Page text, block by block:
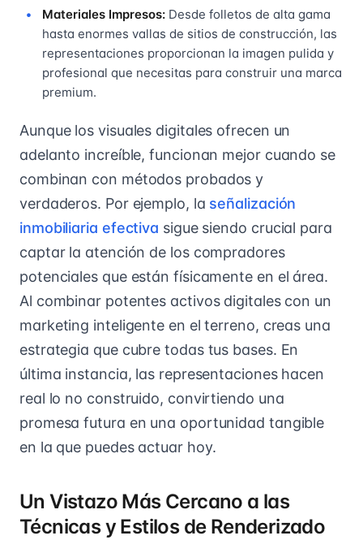
Materiales Impresos: Desde folletos de alta gama
hasta enormes vallas de sitios de construcción, las
representaciones proporcionan la imagen pulida y
profesional que necesitas para construir una marca
premium.
Aunque los visuales digitales ofrecen un
adelanto increíble, funcionan mejor cuando se
combinan con métodos probados y
verdaderos. Por ejemplo, la señalización
inmobiliaria efectiva sigue siendo crucial para
captar la atención de los compradores
potenciales que están físicamente en el área.
Al combinar potentes activos digitales con un
marketing inteligente en el terreno, creas una
estrategia que cubre todas tus bases. En
última instancia, las representaciones hacen
real lo no construido, convirtiendo una
promesa futura en una oportunidad tangible
en la que puedes actuar hoy.
Un Vistazo Más Cercano a las
Técnicas y Estilos de Renderizado